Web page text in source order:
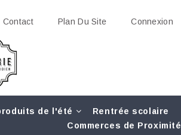
Contact Plan Du Site Connexion
de l'été Rentrée scolaire
Commerces de Proximité